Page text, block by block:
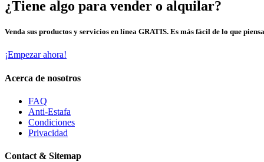
¿Tiene algo para vender o alquilar?
Venda sus productos y servicios en línea GRATIS. Es más fácil de lo que
¡Empezar ahora!
Acerca de nosotros
FAQ
Anti-Estafa
Condiciones
Privacidad
Contact & Sitemap